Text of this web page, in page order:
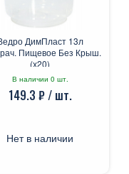
ДимПласт 13л
Пищевое Без Крыш.
(х20)
В наличии 0 шт.
149.3 ₽ / шт.
Нет в наличии